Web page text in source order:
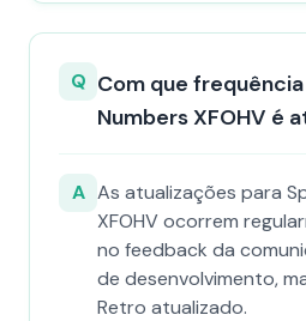
Q Com que
Numbers XFOHV é
A As atualizações para
XFOHV ocorrem
no feedback da
de desenvolvimento,
Retro atualizado.